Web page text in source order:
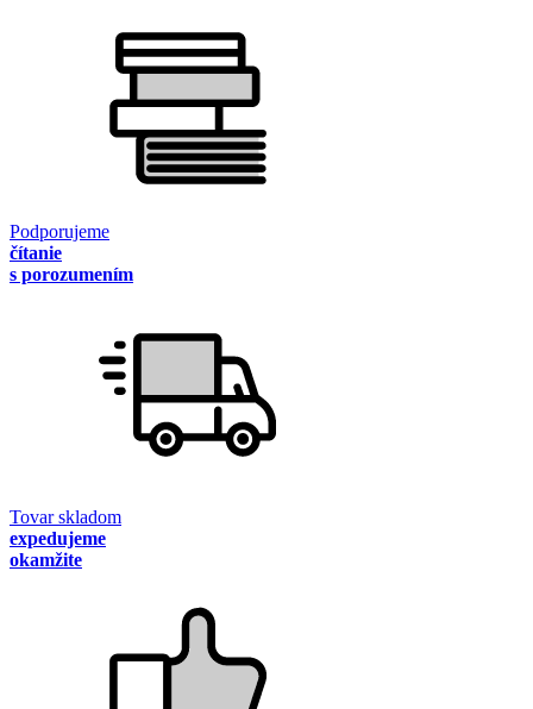
Podporujeme
čítanie
s porozumením
Tovar skladom
expedujeme
okamžite